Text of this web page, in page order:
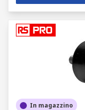
In magazzino